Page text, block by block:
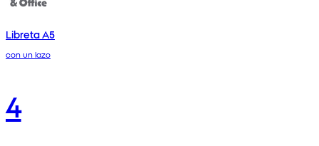
Libreta A5
con un lazo
4